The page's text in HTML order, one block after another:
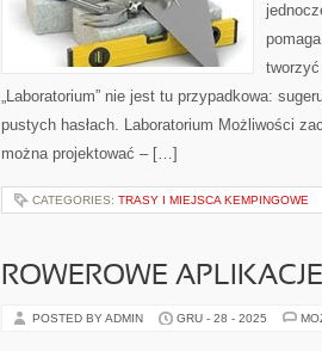
„Laboratorium” nie jest tu przypadkowa:
pustych hasłach. Laboratorium Możliwości
można projektować – […]
CATEGORIES: TRASY I MIEJSCA KEMPINGOWE
ROWEROWE
POSTED BY ADMIN GRU - 28 - 2025